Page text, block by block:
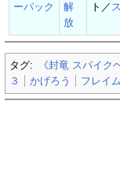
ーパック
解
放
ト／
タグ: 《封竜 スパイク
３
かげろう フレイ